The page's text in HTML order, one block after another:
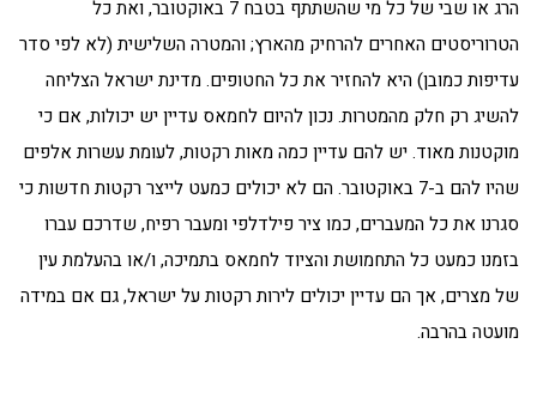
הרג או שבי של כל מי שהשתתף בטבח 7 באוקטובר, ואת כל
הטרוריסטים האחרים להרחיק מהארץ; והמטרה השלישית (לא לפי סדר
עדיפות כמובן) היא להחזיר את כל החטופים. מדינת ישראל הצליחה
להשיג רק חלק מהמטרות. נכון להיום לחמאס עדיין יש יכולות, אם כי
מוקטנות מאוד. יש להם עדיין כמה מאות רקטות, לעומת עשרות אלפים
שהיו להם ב-7 באוקטובר. הם לא יכולים כמעט לייצר רקטות חדשות כי
סגרנו את כל המעברים, כמו ציר פילדלפי ומעבר רפיח, שדרכם עברו
בזמנו כמעט כל התחמושת והציוד לחמאס בתמיכה, ו/או בהעלמת עין
של מצרים, אך הם עדיין יכולים לירות רקטות על ישראל, גם אם במידה
מועטה בהרבה.